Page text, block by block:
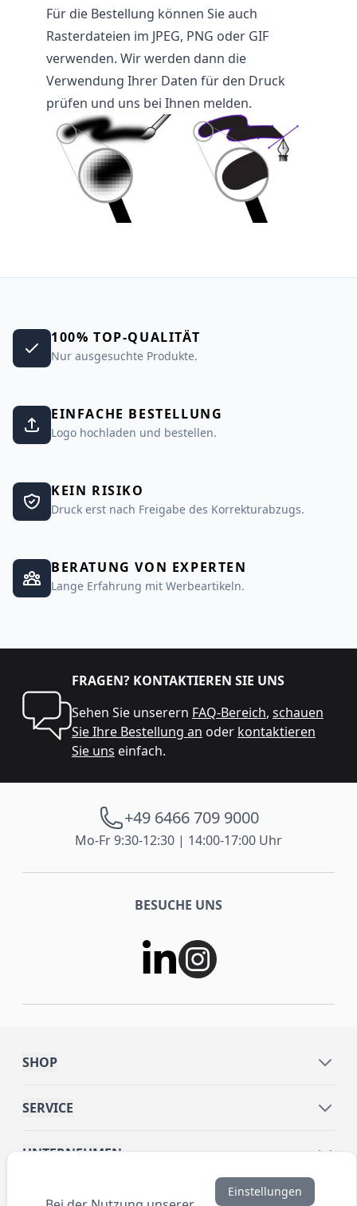
Für die Bestellung können Sie auch
Rasterdateien im JPEG, PNG oder GIF
verwenden. Wir werden dann die
Verwendung Ihrer Daten für den Druck
prüfen und uns bei Ihnen melden.
100% TOP-QUALITÄT
Nur ausgesuchte Produkte.
EINFACHE BESTELLUNG
Logo hochladen und bestellen.
KEIN RISIKO
Druck erst nach Freigabe des Korrekturabzugs.
BERATUNG VON EXPERTEN
Lange Erfahrung mit Werbeartikeln.
FRAGEN? KONTAKTIEREN SIE UNS
Sehen Sie unserern FAQ-Bereich, schauen
Sie Ihre Bestellung an oder kontaktieren
Sie uns einfach.
+49 6466 709 9000
Mo-Fr 9:30-12:30 | 14:00-17:00 Uhr
BESUCHE UNS
SHOP
SERVICE
UNTERNEHMEN
INFORMATIONEN Einstellungen